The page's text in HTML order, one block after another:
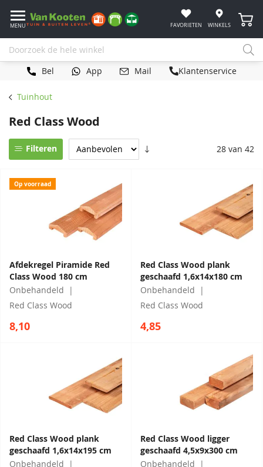
MENU FAVORIETEN WINKELS
Bel App Mail Klantenservice
Tuinhout
Red Class Wood
Filteren 28 van 42
Op voorraad
Afdekregel Piramide Red
Class Wood 180 cm
Onbehandeld
Red Class Wood
8,10
Red Class Wood plank
geschaafd 1,6x14x180 cm
Onbehandeld
Red Class Wood
4,85
Red Class Wood plank
geschaafd 1,6x14x195 cm
Onbehandeld
Red Class Wood ligger
geschaafd 4,5x9x300 cm
Onbehandeld